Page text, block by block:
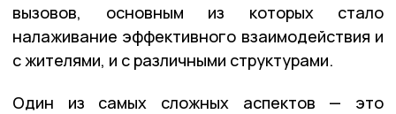
вызовов, основным из которых стало
налаживание эффективного взаимодействия и
с жителями, и с различными структурами.
Один из самых сложных аспектов — это